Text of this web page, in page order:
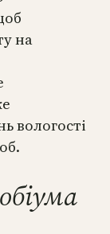
на
вологості